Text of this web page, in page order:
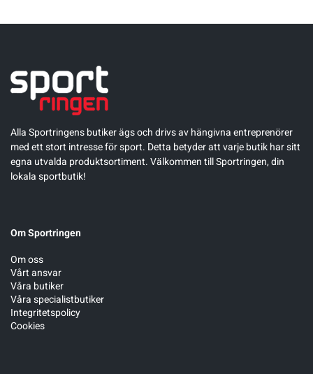
Alla Sportringens butiker ägs och drivs av hängivna entreprenörer
med ett stort intresse för sport. Detta betyder att varje butik har sitt
egna utvalda produktsortiment. Välkommen till Sportringen, din
lokala sportbutik!
Om Sportringen
Om oss
Vårt ansvar
Våra butiker
Våra specialistbutiker
Integritetspolicy
Cookies